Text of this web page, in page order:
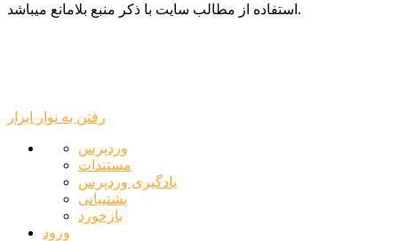
استفاده از مطالب سایت با ذکر منبع بلامانع میباشد.
رفتن به نوار ابزار
درباره
وردپرس
وردپرس
مستندات
یادگیری وردپرس
پشتیبانی
بازخورد
ورود